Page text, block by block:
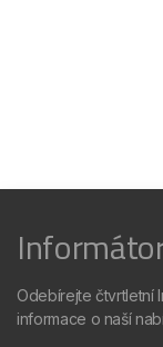
Odebírejte čtvrtletní
informace o naší